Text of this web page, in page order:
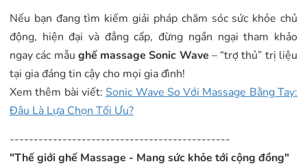
Nếu bạn đang tìm kiếm giải pháp chăm sóc sức khỏe chủ
động, hiện đại và đẳng cấp, đừng ngần ngại tham khảo
ngay các mẫu ghế massage Sonic Wave – “trợ thủ” trị liệu
tại gia đáng tin cậy cho mọi gia đình!
Xem thêm bài viết: Sonic Wave So Với Massage Bằng Tay:
Đâu Là Lựa Chọn Tối Ưu?
----------------------------------------------
"Thế giới ghế Massage - Mang sức khỏe tới cộng đồng"